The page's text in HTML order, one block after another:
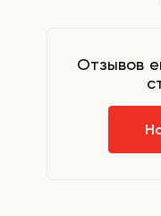
Отзывов